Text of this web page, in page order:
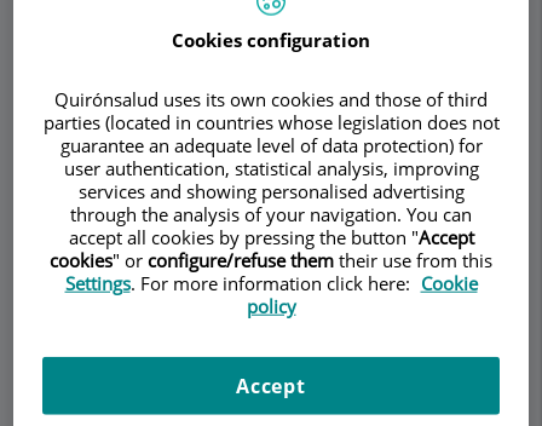
UROS Associats
UROLOGÍANEFROLOGÍA
EquipoContacto
Pedir cita
Cookies configuration
Quirónsalud uses its own cookies and those of third
parties (located in countries whose legislation does not
guarantee an adequate level of data protection) for
user authentication, statistical analysis, improving
services and showing personalised advertising
through the analysis of your navigation. You can
accept all cookies by pressing the button "Accept
cookies" or configure/refuse them their use from this
Settings. For more information click here: Cookie
policy
Accept